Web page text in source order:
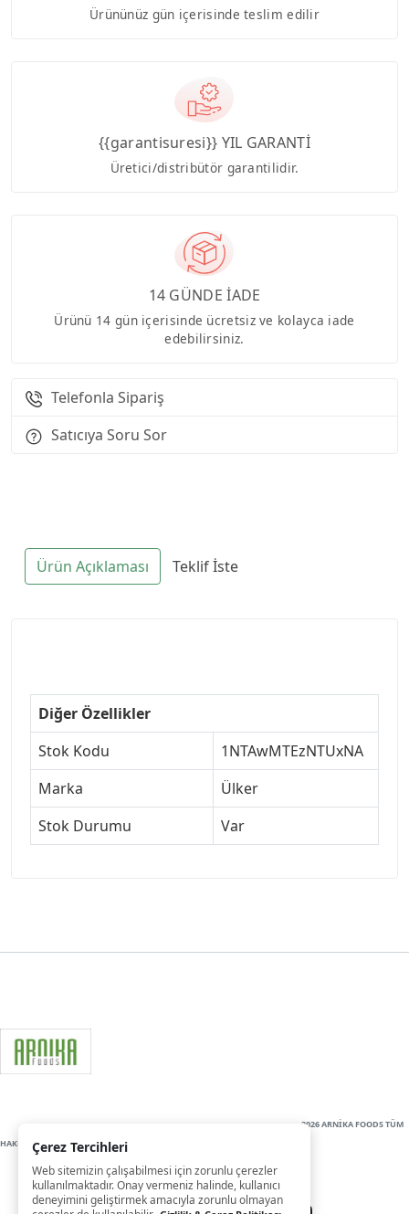
Ürününüz gün içerisinde teslim edilir
{{garantisuresi}} YIL GARANTİ
Üretici/distribütör garantilidir.
14 GÜNDE İADE
Ürünü 14 gün içerisinde ücretsiz ve kolayca iade
edebilirsiniz.
Telefonla Sipariş
Satıcıya Soru Sor
Ürün Açıklaması Teklif İste
Diğer Özellikler
Stok Kodu
1NTAwMTEzNTUxNA
Marka
Ülker
Stok Durumu
Var
2026 ARNİKA FOODS TÜM
HAKLARI SAKLIDIR
Çerez Tercihleri
Web sitemizin çalışabilmesi için zorunlu çerezler
kullanılmaktadır. Onay vermeniz halinde, kullanıcı
deneyimini geliştirmek amacıyla zorunlu olmayan